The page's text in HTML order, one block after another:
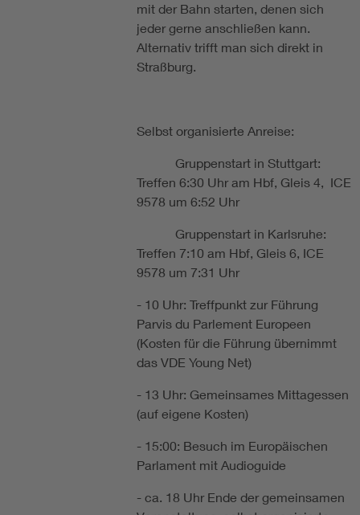
mit der Bahn starten, denen sich
jeder gerne anschließen kann.
Alternativ trifft man sich direkt in
Straßburg.
Selbst organisierte Anreise:
Gruppenstart in Stuttgart:
Treffen 6:30 Uhr am Hbf, Gleis 4, ICE
9578 um 6:52 Uhr
Gruppenstart in Karlsruhe:
Treffen 7:10 am Hbf, Gleis 6, ICE
9578 um 7:31 Uhr
- 10 Uhr: Treffpunkt zur Führung
Parvis du Parlement Europeen
(Kosten für die Führung übernimmt
das VDE Young Net)
- 13 Uhr: Gemeinsames Mittagessen
(auf eigene Kosten)
- 15:00: Besuch im Europäischen
Parlament mit Audioguide
- ca. 18 Uhr Ende der gemeinsamen